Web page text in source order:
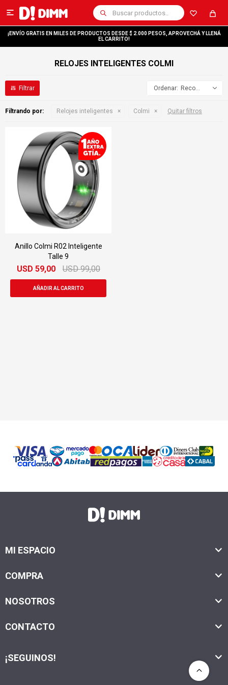

¡ENVÍO GRATIS EN MILES DE PRODUCTOS DESDE $ 2.000 PESOS, APROVECHÁ Y LLENÁ
EL CARRITO!
RELOJES INTELIGENTES COLMI
Recomendados
Filtrando por: Relojes inteligentes Colmi Quitar filtros
Anillo Colmi R02 Inteligente
Talle 9
USD 59,00 USD 99,00
MI ESPACIO
COMPRA
NOSOTROS
CONTACTO
¡SEGUINOS!